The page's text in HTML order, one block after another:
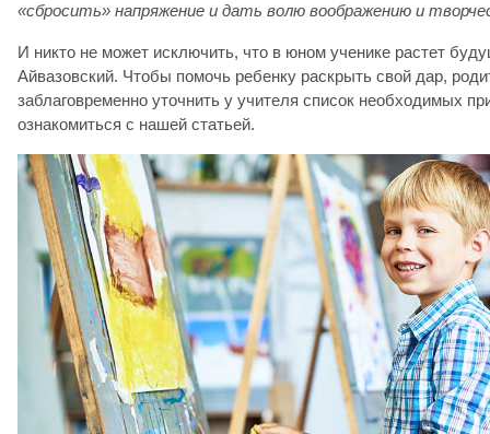
«сбросить» напряжение и дать волю воображению и
И никто не может исключить, что в юном ученике растет
Айвазовский. Чтобы помочь ребенку раскрыть свой дар,
заблаговременно уточнить у учителя список необходимых
ознакомиться с нашей статьей.